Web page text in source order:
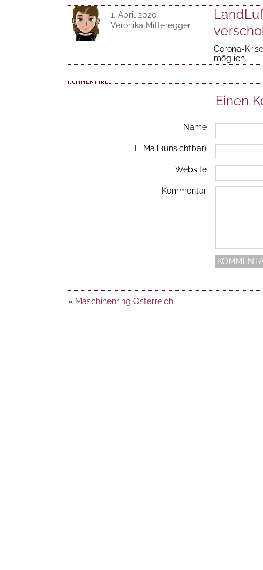
1. April 2020
Veronika Mitteregger
Corona-
möglich.
Einen
Name
E-Mail (unsichtbar)
Website
Kommentar
« Maschinenring Österreich